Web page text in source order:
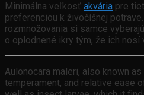
Minimálna veľkosť akvária pre
preferenciou k živočíšnej
rozmnožovania si samce vyberajú
o oplodnené ikry tým, že ich nosí
Aulonocara maleri, also known
temperament, and relative ease